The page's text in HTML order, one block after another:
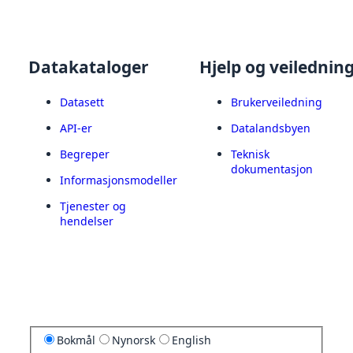
Datakataloger
Datasett
API-er
Begreper
Informasjonsmodeller
Tjenester og
hendelser
Hjelp og
Brukerveiledning
Datalandsbyen
Teknisk
dokumentasjon
Bokmål Nynorsk English